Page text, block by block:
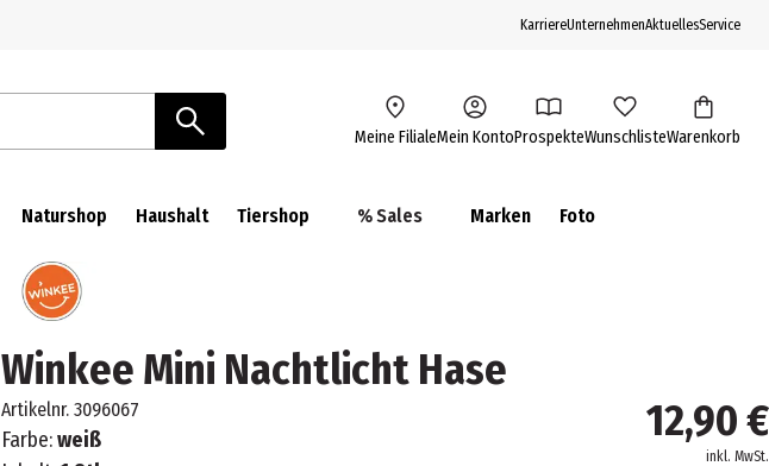
KarriereUnternehmenAktuellesService
Meine FilialeMein KontoProspekteWunschlisteWarenkorb
Naturshop Haushalt Tiershop % Sales Marken Foto
Winkee Mini Nachtlicht Hase
Artikelnr. 3096067
Farbe:weiß
12,90 €
inkl. MwSt.